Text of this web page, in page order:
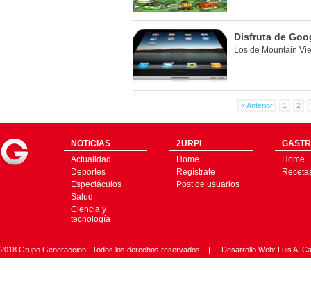
Disfruta de
Los de Mountain
« Anterior 1 2
NOTICIAS
Actualidad
Deportes
Espectáculos
Salud
Ciencia y
tecnología
2URPI
Home
Regístrate
Post de usuarios
Home
2018 Grupo Generaccion . Todos los derechos reservados | Desarrollo Web: Luis